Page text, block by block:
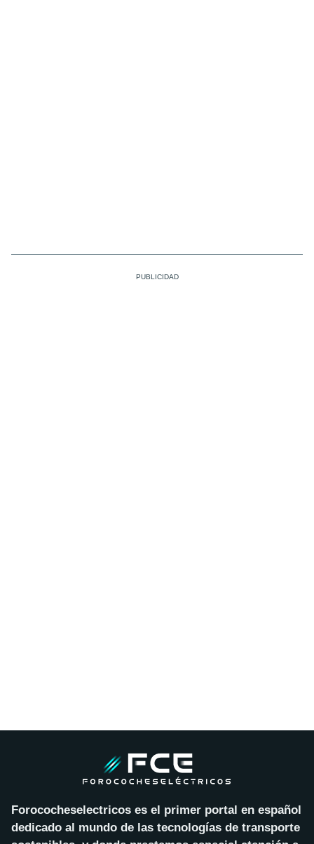
Forococheselectricos es el primer portal en español
dedicado al mundo de las tecnologías de transporte